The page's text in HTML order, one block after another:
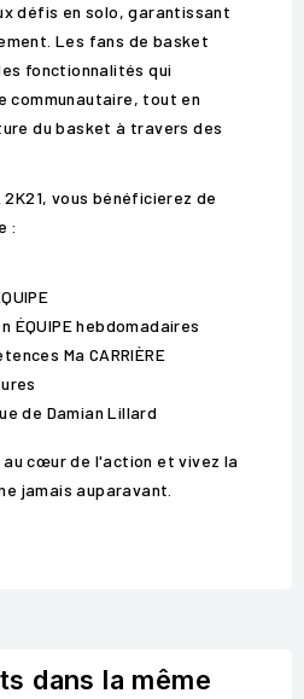
défis en solo, garantissant
Les fans de basket
fonctionnalités qui
communautaire, tout en
du basket à travers des
vous bénéficierez de
:
ÉQUIPE hebdomadaires
Ma CARRIÈRE
de Damian Lillard
au cœur de l'action et vivez la
jamais auparavant.
dans la même